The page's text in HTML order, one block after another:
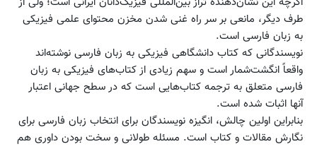
طرف دیگر، مانعی بر سر راه غنی شدن مخزن محتوای علمی فیزیکی
به زبان فارسی است.
نویسندگانی که کتاب دانشگاهی فیزیکی به زبان فارسی نوشته‌اند
واقعاً انگشت‌شمار است و سهم زیادی از کتاب‌های فیزیکی به زبان
فارسی متعلق به ترجمه کتاب‌هایی است که در سطح جهانی اعتبار
آنها اثبات شده است.
بنابراین اولین چالش، انگیزه نویسندگان برای انتخاب زبان فارسی برای
نگارش مقالات و کتاب است. مسئله طولانی و سخت بودن داوری هم